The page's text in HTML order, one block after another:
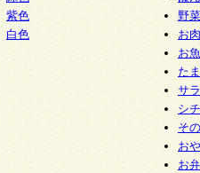
紫色
白色
野
お
お
た
サ
シ
そ
お
お